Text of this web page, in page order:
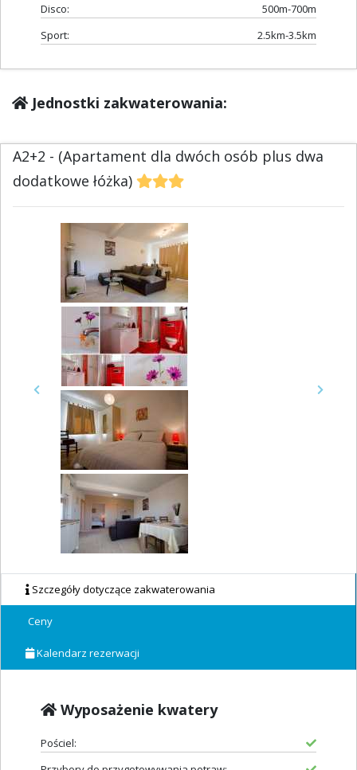
Disco:
500m-700m
Sport:
2.5km-3.5km
Jednostki zakwaterowania:
A2+2 - (Apartament dla dwóch osób plus dwa
dodatkowe łóżka)
Previous Next
Szczegóły dotyczące zakwaterowania
Ceny
Kalendarz rezerwacji
Wyposażenie kwatery
Pościel: